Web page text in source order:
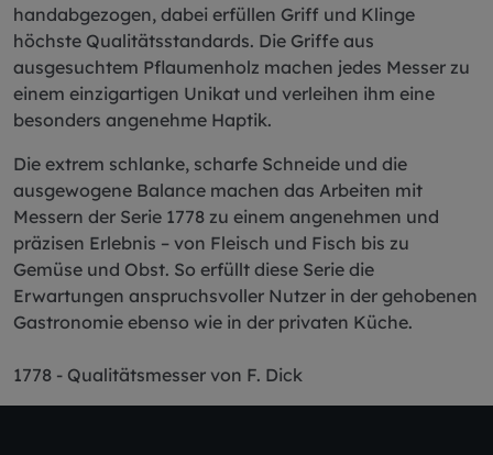
handabgezogen, dabei erfüllen Griff und Klinge
höchste Qualitätsstandards. Die Griffe aus
ausgesuchtem Pflaumenholz machen jedes Messer zu
einem einzigartigen Unikat und verleihen ihm eine
besonders angenehme Haptik.
Die extrem schlanke, scharfe Schneide und die
ausgewogene Balance machen das Arbeiten mit
Messern der Serie 1778 zu einem angenehmen und
präzisen Erlebnis – von Fleisch und Fisch bis zu
Gemüse und Obst. So erfüllt diese Serie die
Erwartungen anspruchsvoller Nutzer in der gehobenen
Gastronomie ebenso wie in der privaten Küche.
1778 - Qualitätsmesser von F. Dick